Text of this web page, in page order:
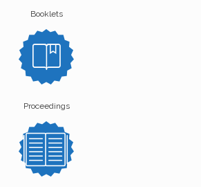
Booklets
Proceedings